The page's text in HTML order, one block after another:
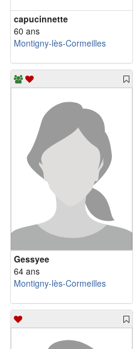
capucinnette
60 ans
Montigny-lès-Cormeilles
Gessyee
64 ans
Montigny-lès-Cormeilles